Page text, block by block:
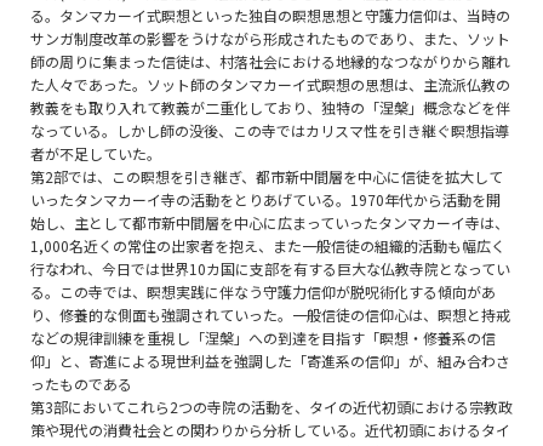
る。タンマカーイ式瞑想といった独自の瞑想思想と守護力信仰は、当時の
サンガ制度改革の影響をうけながら形成されたものであり、また、ソット
師の周りに集まった信徒は、村落社会における地縁的なつながりから離れ
た人々であった。ソット師のタンマカーイ式瞑想の思想は、主流派仏教の
教義をも取り入れて教義が二重化しており、独特の「涅槃」概念などを伴
なっている。しかし師の没後、この寺ではカリスマ性を引き継ぐ瞑想指導
者が不足していた。
第2部では、この瞑想を引き継ぎ、都市新中間層を中心に信徒を拡大して
いったタンマカーイ寺の活動をとりあげている。1970年代から活動を開
始し、主として都市新中間層を中心に広まっていったタンマカーイ寺は、
1,000名近くの常住の出家者を抱え、また一般信徒の組織的活動も幅広く
行なわれ、今日では世界10カ国に支部を有する巨大な仏教寺院となってい
る。この寺では、瞑想実践に伴なう守護力信仰が脱呪術化する傾向があ
り、修養的な側面も強調されていった。一般信徒の信仰心は、瞑想と持戒
などの規律訓練を重視し「涅槃」への到達を目指す「瞑想・修養系の信
仰」と、寄進による現世利益を強調した「寄進系の信仰」が、組み合わさ
ったものである
第3部においてこれら2つの寺院の活動を、タイの近代初頭における宗教政
策や現代の消費社会との関わりから分析している。近代初頭におけるタイ